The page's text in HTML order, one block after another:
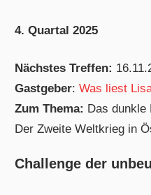
4. Quartal 2025
Nächstes Treffen:
Gastgeber:Was liest
Zum Thema: Das dunkle
Der Zweite Weltkrieg in
Challenge der